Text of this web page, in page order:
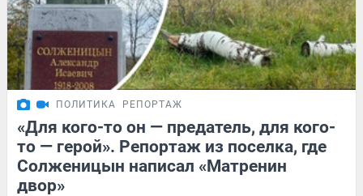
ПОЛИТИКА РЕПОРТАЖ
«Для кого-то он — предатель, для кого-
то — герой». Репортаж из поселка, где
Солженицын написал «Матренин
двор»